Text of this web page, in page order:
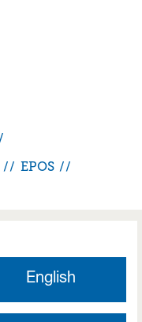
EPOS
English